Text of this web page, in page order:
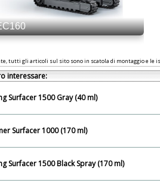
tutti gli articoli sul sito sono in scatola di montaggio e le
interessare:
Surfacer 1500 Gray (40 ml)
Surfacer 1000 (170 ml)
Surfacer 1500 Black Spray (170 ml)